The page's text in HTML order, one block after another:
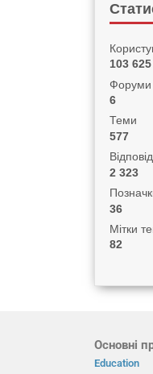
103 625
Форуми
6
Теми
577
2 323
36
Мітки
82
Основні
Education